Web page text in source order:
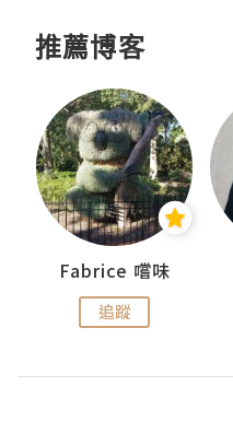
推薦博客
Fabrice 嚐味
追蹤